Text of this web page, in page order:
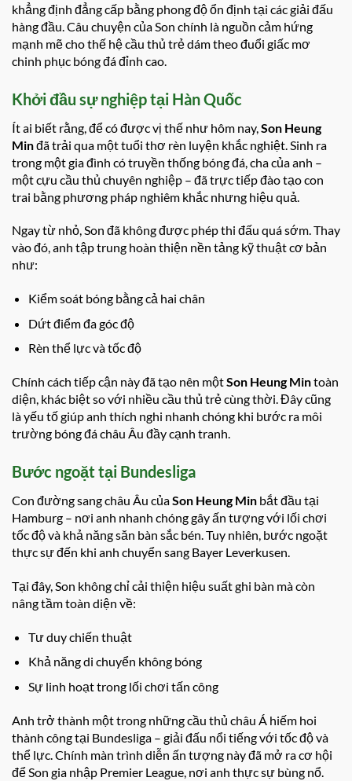
khẳng định đẳng cấp bằng phong độ ổn định tại các giải đấu
hàng đầu. Câu chuyện của Son chính là nguồn cảm hứng
mạnh mẽ cho thế hệ cầu thủ trẻ dám theo đuổi giấc mơ
chinh phục bóng đá đỉnh cao.
Khởi đầu sự nghiệp tại Hàn Quốc
Ít ai biết rằng, để có được vị thế như hôm nay, Son Heung
Minđã trải qua một tuổi thơ rèn luyện khắc nghiệt. Sinh ra
trong một gia đình có truyền thống bóng đá, cha của anh –
một cựu cầu thủ chuyên nghiệp – đã trực tiếp đào tạo con
trai bằng phương pháp nghiêm khắc nhưng hiệu quả.
Ngay từ nhỏ, Son đã không được phép thi đấu quá sớm. Thay
vào đó, anh tập trung hoàn thiện nền tảng kỹ thuật cơ bản
như:
Kiểm soát bóng bằng cả hai chân
Dứt điểm đa góc độ
Rèn thể lực và tốc độ
Chính cách tiếp cận này đã tạo nên mộtSon Heung Mintoàn
diện, khác biệt so với nhiều cầu thủ trẻ cùng thời. Đây cũng
là yếu tố giúp anh thích nghi nhanh chóng khi bước ra môi
trường bóng đá châu Âu đầy cạnh tranh.
Bước ngoặt tại Bundesliga
Con đường sang châu Âu củaSon Heung Min bắt đầu tại
Hamburg – nơi anh nhanh chóng gây ấn tượng với lối chơi
tốc độ và khả năng săn bàn sắc bén. Tuy nhiên, bước ngoặt
thực sự đến khi anh chuyển sang Bayer Leverkusen.
Tại đây, Son không chỉ cải thiện hiệu suất ghi bàn mà còn
nâng tầm toàn diện về:
Tư duy chiến thuật
Khả năng di chuyển không bóng
Sự linh hoạt trong lối chơi tấn công
Anh trở thành một trong những cầu thủ châu Á hiếm hoi
thành công tại Bundesliga – giải đấu nổi tiếng với tốc độ và
thể lực. Chính màn trình diễn ấn tượng này đã mở ra cơ hội
để Son gia nhập Premier League, nơi anh thực sự bùng nổ.